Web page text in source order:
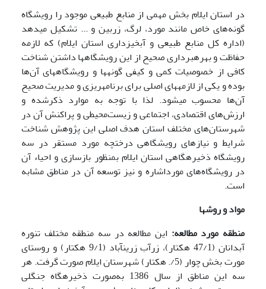
در استان ایلام بخش مهمی از منابع طبیعی موجود را رویشگاه
گونه‌های خاص مانند مورد، لرگ، زربین و ... تشکیل می­دهد
(اداره کل منابع طبیعی و آبخیزداری استان ایلام) که لازمه
حفاظت و بهره­برداری صحیح از این رویشگاه­ها داشتن شناخت
کافی از خصوصیات کمی و کیفی گونه­ها و رویشگاه­های آن‌ها
بوده و یکی از لازمه­های اصلی برای برنامه­ریزی و مدیریت صحیح
آن‌ها محسوب می­شود. لذا با توجه به موارد ذکرشده و
ارزش‌های اقتصادی، اجتماعی و زیست‌محیطی و پراکنش آن در
شهرستان‌های مختلف استان هدف اصلی این پژوهش شناخت
شرایط و نیازهای رویشگاهی درختچه مورد مستقر در سه
رویشگاه ذخیره­گاهی استان ایلام ‌بمنظور بازسازی و احیاء آن
در رویشگاه‌های مورداشاره و نیز توسعه آن در مناطق مشابه
است.
مواد و روشها
منطقه مورد مطالعه: این مطالعه در سه منطقه مختلف تنوره
آبدانان (47/1 هکتار)، زرآب زرین­آباد (9/1 هکتار) و روستای
مورت بخش چوار (5/. هکتار) شهرستان ایلام صورت گرفت. هر
سه این مناطق از سال 1386 به‌صورت ذخیره­گاه جنگلی